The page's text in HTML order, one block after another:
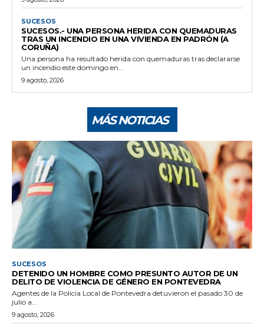
SUCESOS
SUCESOS.- UNA PERSONA HERIDA CON QUEMADURAS
TRAS UN INCENDIO EN UNA VIVIENDA EN PADRÓN (A
CORUÑA)
Una persona ha resultado herida con quemaduras tras declararse
un incendio este domingo en...
9 agosto, 2026
MÁS NOTICIAS
SUCESOS
DETENIDO UN HOMBRE COMO PRESUNTO AUTOR DE UN
DELITO DE VIOLENCIA DE GÉNERO EN PONTEVEDRA
Agentes de la Policía Local de Pontevedra detuvieron el pasado 30 de
julio a...
9 agosto, 2026